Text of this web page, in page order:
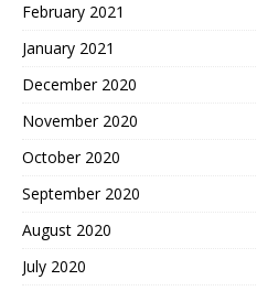
February 2021
January 2021
December 2020
November 2020
October 2020
September 2020
August 2020
July 2020